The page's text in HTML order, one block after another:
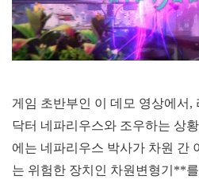
게임 초반부인 이 데모 영상에서,
닥터 네파리우스와 조우하는 상
에는 네파리우스 박사가 차원 간
는 위험한 장치인 차원변형기**